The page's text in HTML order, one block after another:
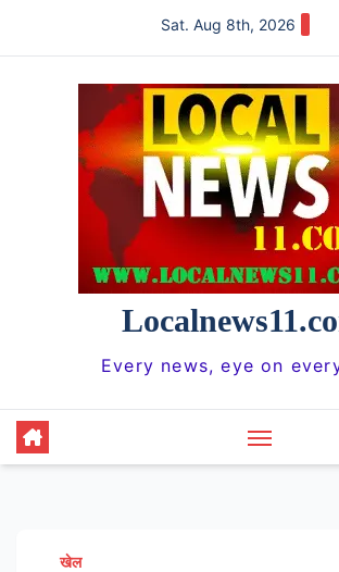
Sat. Aug 8th, 2026
Every news, eye on
खेल